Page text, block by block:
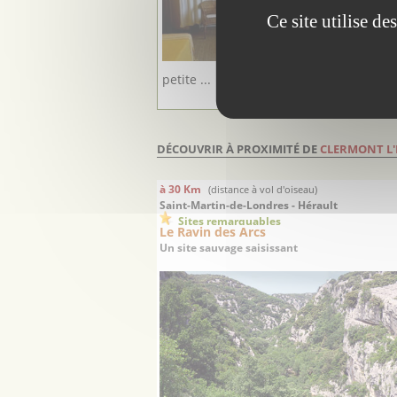
toutes
simplicité
petite ...
DÉCOUVRIR À PROXIMITÉ DE CLERMONT
à 30 Km
(distance à vol d'oiseau)
Saint-Martin-de-Londres - Hérault
Sites remarquables
Le Ravin des Arcs
Un site sauvage saisissant
Ce site utilise